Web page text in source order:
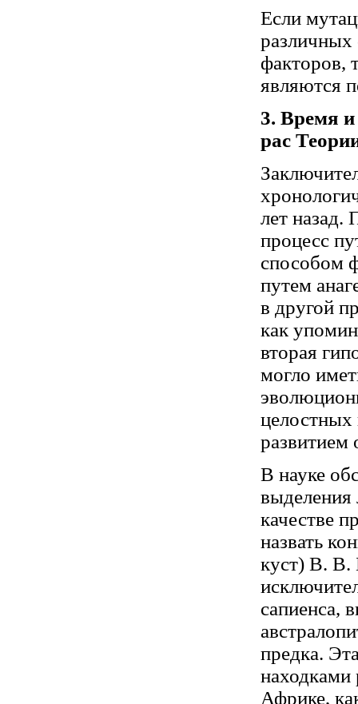
Если
различных
факторов,
являются
3. Время и
рас
лет назад.
процесс
способом
путем
в другой
как
вторая
могло
развитием
В науке
выделения
качестве
назвать
куст) В. В.
сапиенса,
предка.
находками
Африке,